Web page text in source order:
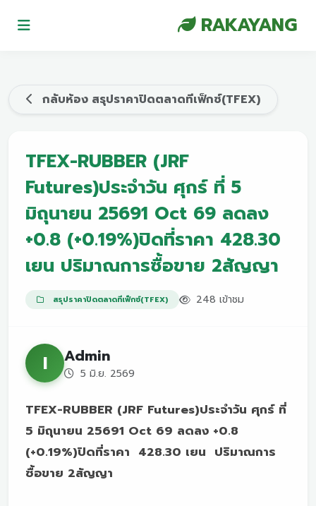
RAKAYANG
กลับห้อง สรุปราคาปิดตลาดทีเฟ็กซ์(TFEX)
TFEX-RUBBER (JRF
Futures)ประจำวัน ศุกร์ ที่ 5
มิถุนายน 25691 Oct 69 ลดลง
+0.8 (+0.19%)ปิดที่ราคา 428.30
เยน ปริมาณการซื้อขาย 2สัญญา
สรุปราคาปิดตลาดทีเฟ็กซ์(TFEX) 248 เข้าชม
I Admin
5 มิ.ย. 2569
TFEX-RUBBER (JRF Futures)ประจำวัน ศุกร์ ที่
5 มิถุนายน 25691 Oct 69 ลดลง +0.8
(+0.19%)ปิดที่ราคา 428.30 เยน ปริมาณการ
ซื้อขาย 2สัญญา